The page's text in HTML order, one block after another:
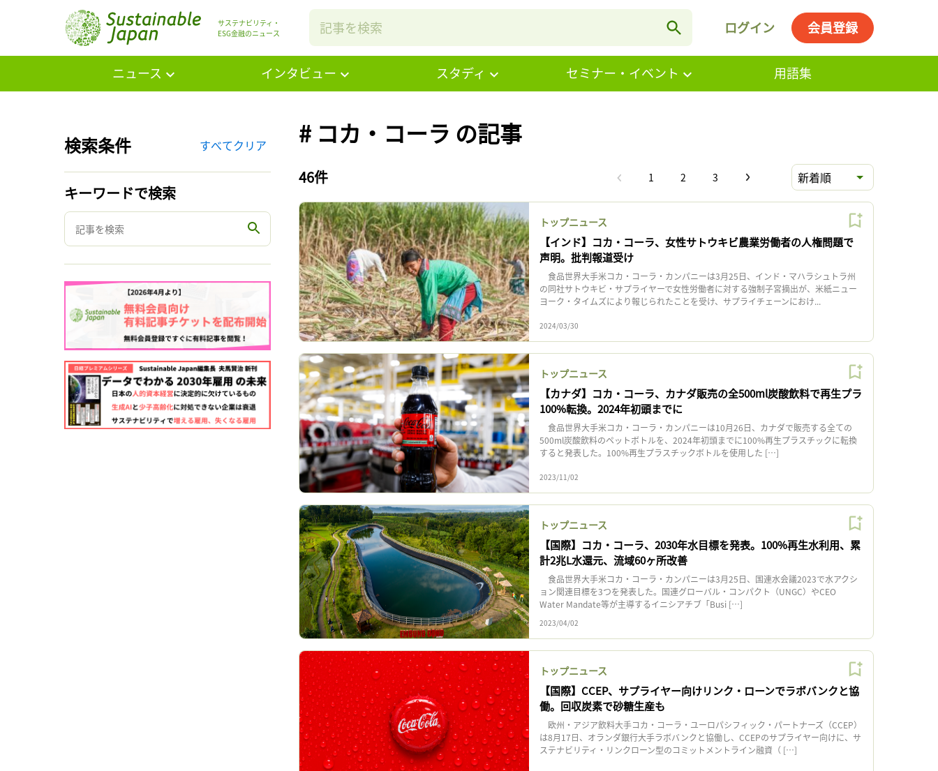
サステナビリティ・
ESG金融のニュース
ログイン 会員登録
ニュース インタビュー スタディ セミナー・イベント 用語集
検索条件 すべてクリア
キーワードで検索
# コカ・コーラ の記事
46件 1 2 3 新着順
トップニュース
【インド】コカ・コーラ、女性サトウキビ農業労働者の人権問題で
声明。批判報道受け
食品世界大手米コカ・コーラ・カンパニーは3月25日、インド・マハラシュトラ州
の同社サトウキビ・サプライヤーで女性労働者に対する強制子宮摘出が、米紙ニュー
ヨーク・タイムズにより報じられたことを受け、サプライチェーンにおけ...
2024/03/30
トップニュース
【カナダ】コカ・コーラ、カナダ販売の全500ml炭酸飲料で再生プラ
100%転換。2024年初頭までに
食品世界大手米コカ・コーラ・カンパニーは10月26日、カナダで販売する全ての
500ml炭酸飲料のペットボトルを、2024年初頭までに100%再生プラスチックに転換
すると発表した。100%再生プラスチックボトルを使用した […]
2023/11/02
トップニュース
【国際】コカ・コーラ、2030年水目標を発表。100%再生水利用、累
計2兆L水還元、流域60ヶ所改善
食品世界大手米コカ・コーラ・カンパニーは3月25日、国連水会議2023で水アクシ
ョン関連目標を3つを発表した。国連グローバル・コンパクト（UNGC）やCEO
Water Mandate等が主導するイニシアチブ「Busi […]
2023/04/02
トップニュース
【国際】CCEP、サプライヤー向けリンク・ローンでラボバンクと協
働。回収炭素で砂糖生産も
欧州・アジア飲料大手コカ・コーラ・ユーロパシフィック・パートナーズ（CCEP）
は8月17日、オランダ銀行大手ラボバンクと協働し、CCEPのサプライヤー向けに、サ
ステナビリティ・リンクローン型のコミットメントライン融資（ […]